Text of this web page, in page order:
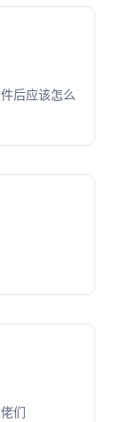
后应该怎么
们